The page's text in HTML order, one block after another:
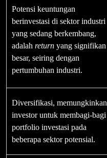
Potensi keuntungan
berinvestasi di sektor industri
yang sedang berkembang,
adalah return yang signifikan
besar, seiring dengan
pertumbuhan industri.
Diversifikasi, memungkinkan
investor untuk membagi-bagi
portfolio investasi pada
beberapa sektor potensial.